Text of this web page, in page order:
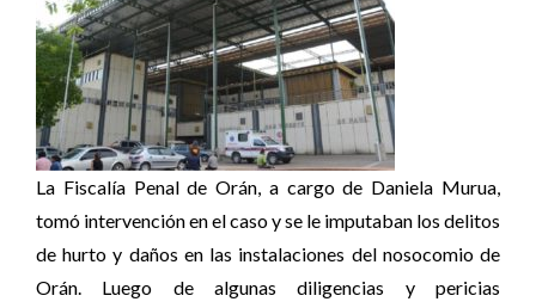
La Fiscalía Penal de Orán, a cargo de Daniela Murua,
tomó intervención en el caso y se le imputaban los delitos
de hurto y daños en las instalaciones del nosocomio de
Orán. Luego de algunas diligencias y pericias